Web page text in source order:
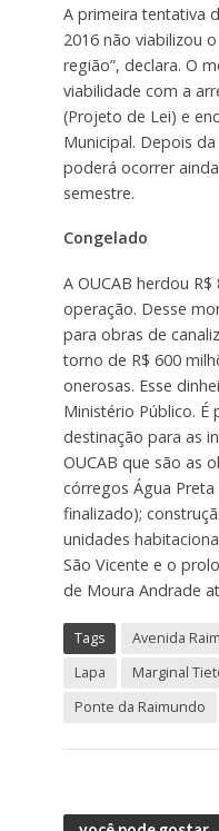
A primeira tentativa
2016 não viabilizou
região”, declara. O
viabilidade com a
(Projeto de Lei) e
Municipal. Depois
poderá ocorrer
semestre.
Congelado
A OUCAB herdou
operação. Desse
para obras de
torno de R$ 600
onerosas. Esse
Ministério Público. É
destinação para as
OUCAB que são as
córregos Água
finalizado);
unidades
São Vicente e o
de Moura Andrade
Tags
Avenida
Lapa
Marginal
Ponte da Raimundo